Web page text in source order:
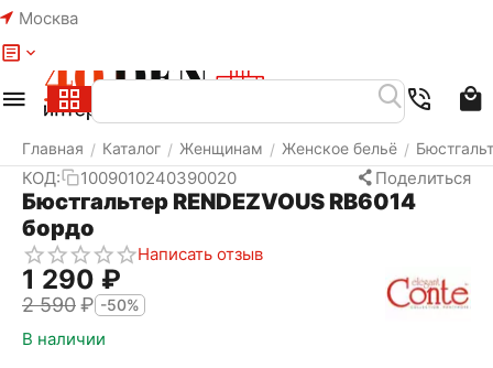
Москва
Главная / Каталог / Женщинам / Женское бельё /
КОД: 1009010240390020 Поделиться
Бюстгальтер RENDEZVOUS RB6014
бордо
Написать отзыв
1 290 ₽
2 590₽ -50%
В наличии
Меню